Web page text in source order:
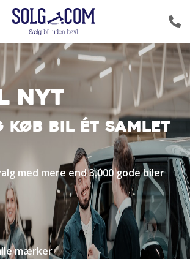
NYT
KØB BIL ÉT SAMLET
med mere end 3.000 gode biler
mærker